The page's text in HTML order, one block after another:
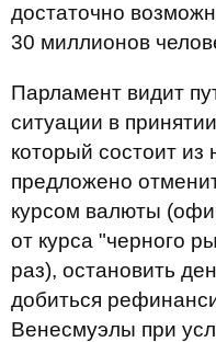
достаточно
30 миллионов
Парламент видит
ситуации в
который состоит из
предложено
курсом валюты
от курса "черного
раз), остановить
добиться
Венесмуэлы при